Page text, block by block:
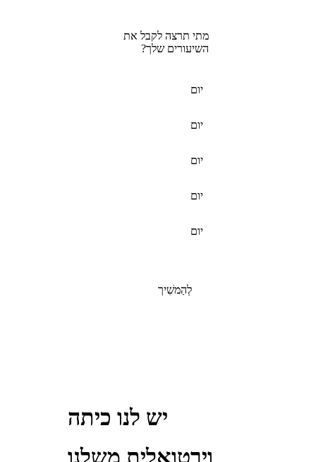
מתי תרצה לקבל את
השיעורים שלך?
יום
יום
יום
יום
יום
לְהַמשִׁיך
יש לנו כיתה